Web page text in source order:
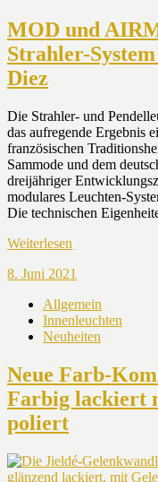
MOD und
Strahler-
Diez
Die Strahler- und
das aufregende Ergebnis
französischen
Sammode und dem
dreijähriger
modulares Leuchten-
Die technischen
Weiterlesen
8. Juni 2021
Allgemein
Innenleuchten
Neuheiten
Neue Farb-
Farbig lackiert
poliert